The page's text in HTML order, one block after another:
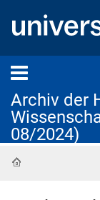
Archiv der
08/2024)